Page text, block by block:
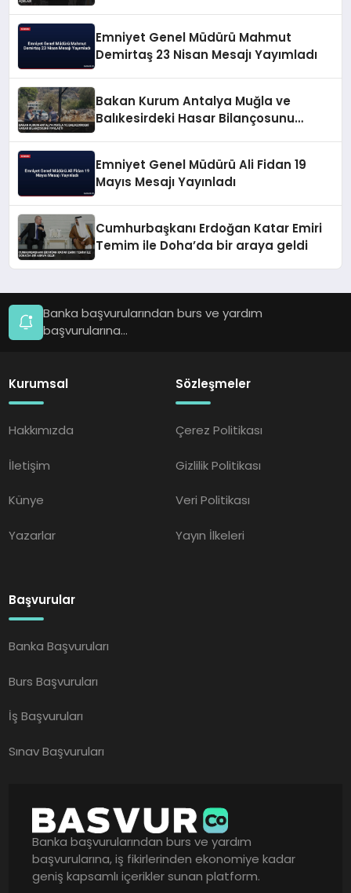
Emniyet Genel Müdürü Mahmut
Demirtaş 23 Nisan Mesajı Yayımladı
Bakan Kurum Antalya Muğla ve
Balıkesirdeki Hasar Bilançosunu
Emniyet Genel Müdürü Ali Fidan 19
Mayıs Mesajı Yayınladı
Cumhurbaşkanı Erdoğan Katar Emiri
Temim ile Doha’da bir araya geldi
Banka başvurularından burs ve yardım
başvurularına...
Kurumsal
Hakkımızda
İletişim
Künye
Yazarlar
Sözleşmeler
Çerez Politikası
Gizlilik Politikası
Veri Politikası
Yayın İlkeleri
Başvurular
Banka Başvuruları
Burs Başvuruları
İş Başvuruları
Sınav Başvuruları
Banka başvurularından burs ve yardım
başvurularına, iş fikirlerinden ekonomiye kadar
geniş kapsamlı içerikler sunan platform.